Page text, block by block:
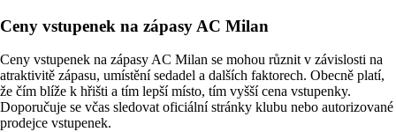
Ceny vstupenek na zápasy AC Milan
Ceny vstupenek na zápasy AC Milan se mohou různit v závislosti na
atraktivitě zápasu, umístění sedadel a dalších faktorech. Obecně platí,
že čím blíže k hřišti a tím lepší místo, tím vyšší cena vstupenky.
Doporučuje se včas sledovat oficiální stránky klubu nebo autorizované
prodejce vstupenek.